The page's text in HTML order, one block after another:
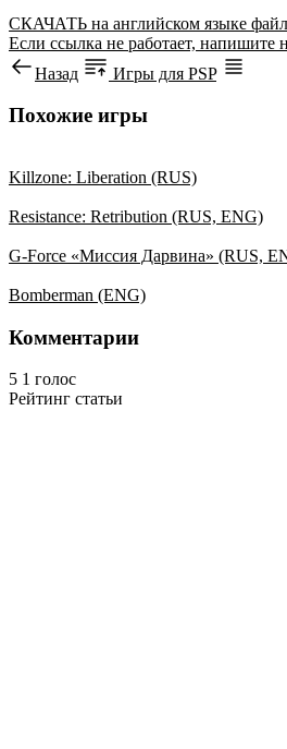
СКАЧАТЬ на английском языке
Если ссылка не работает, напишите
Назад
Игры для PSP
Похожие игры
Killzone: Liberation (RUS)
Resistance: Retribution (RUS, ENG)
G-Force «Миссия Дарвина» (RUS,
Bomberman (ENG)
Комментарии
5 1 голос
Рейтинг статьи